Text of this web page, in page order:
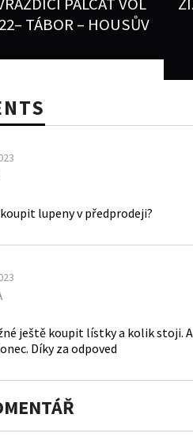
TÁBOR – HOUSŮV
lupeny v předprodeji?
ještě koupit lístky a kolik stoji.
Díky za odpoved